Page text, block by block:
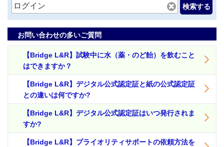
検索する
お問い合わせの多いご質問
【Bridge L&R】試験中に水（薬・のど飴）を飲むこと
はできますか？
【Bridge L&R】デジタル公式認定証と紙の公式認定証
との違いは何ですか?
【Bridge L&R】デジタル公式認定証はいつ発行されま
すか?
【Bridge L&R】プライオリティサポートの依頼方法を